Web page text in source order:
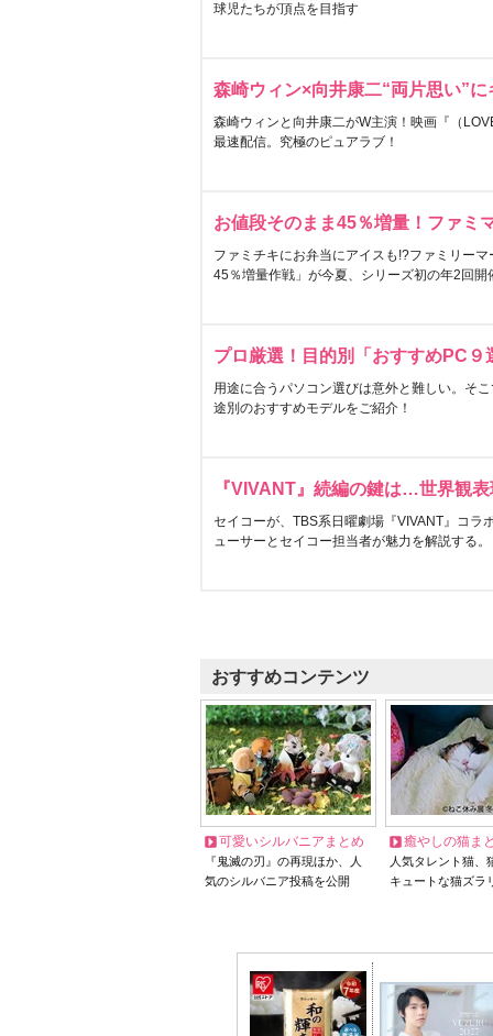
球児たちが頂点を目指す
森崎ウィン×向井康二“両片思い”
森崎ウィンと向井康二がW主演！映画『（
最速配信。究極のピュアラブ！
お値段そのまま45％増量！ファミ
ファミチキにお弁当にアイスも!?ファミリー
45％増量作戦」が今夏、シリーズ初の年2回開
プロ厳選！目的別「おすすめPC９
用途に合うパソコン選びは意外と難しい。そ
途別のおすすめモデルをご紹介！
『VIVANT』続編の鍵は…世界観
セイコーが、TBS系日曜劇場『VIVANT』コラ
ューサーとセイコー担当者が魅力を解説する。
おすすめコンテンツ
可愛いシルバニアまとめ
『鬼滅の刃』の再現ほか、人
気のシルバニア投稿を公開
癒やしの猫ま
人気タレント猫
キュートな猫ズラ